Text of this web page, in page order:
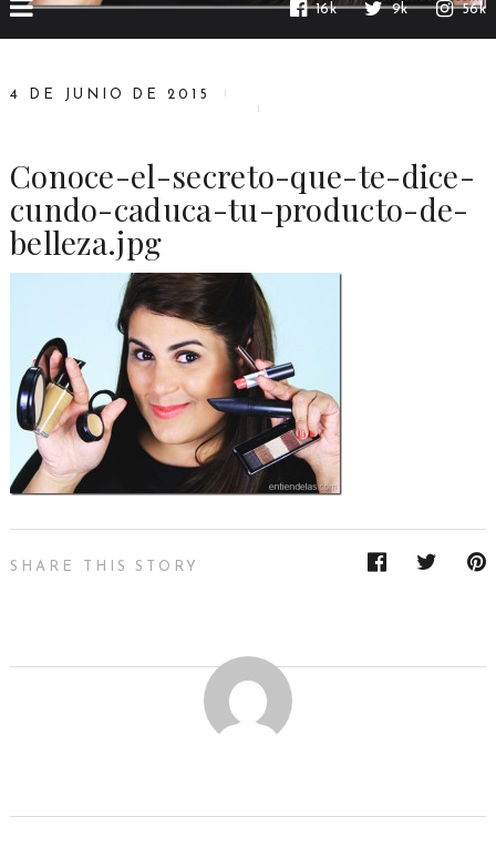
16k 9k 56k
4 DE JUNIO DE 2015
Conoce-el-secreto-que-te-dice-
cundo-caduca-tu-producto-de-
belleza.jpg
SHARE THIS STORY